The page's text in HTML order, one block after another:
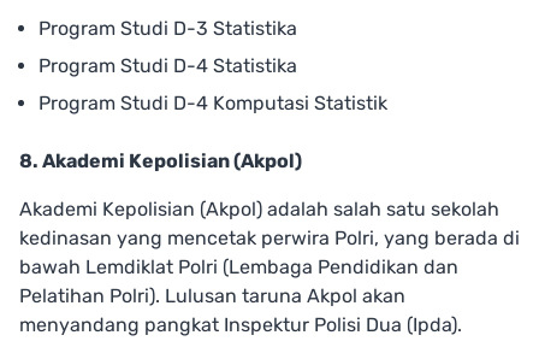
Program Studi D-3 Statistika
Program Studi D-4 Statistika
Program Studi D-4 Komputasi Statistik
8. Akademi Kepolisian (Akpol)
Akademi Kepolisian (Akpol) adalah salah satu sekolah
kedinasan yang mencetak perwira Polri, yang berada di
bawah Lemdiklat Polri (Lembaga Pendidikan dan
Pelatihan Polri). Lulusan taruna Akpol akan
menyandang pangkat Inspektur Polisi Dua (Ipda).